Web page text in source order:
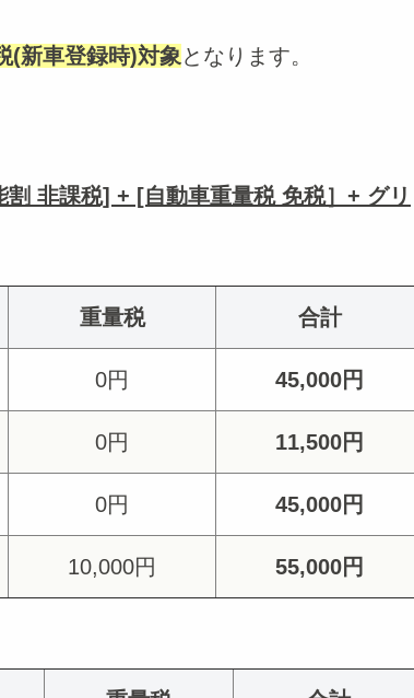
(新車登録時)対象 となります。
非課税] + [自動車重量税 免税］+ グリ
重量税 合計
0円 45,000円
0円 11,500円
0円 45,000円
10,000円 55,000円